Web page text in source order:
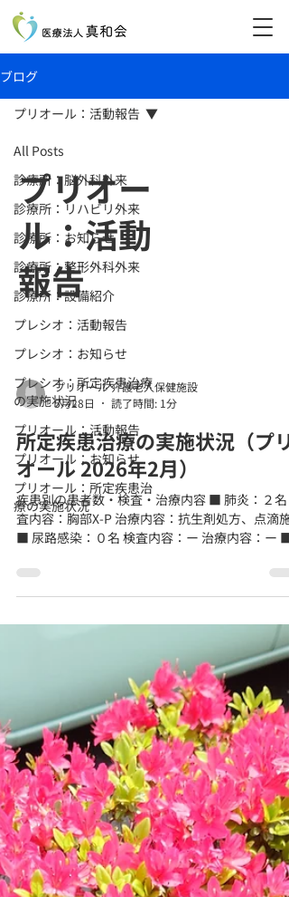
ブログ
All Posts
診療所：脳外科外来
診療所：リハビリ外来
診療所：お知らせ
診療所：整形外科外来
診療所：設備紹介
プレシオ：活動報告
プレシオ：お知らせ
プレシオ：所定疾患治療
の実施状況
プリオール：活動報告
プリオール：お知らせ
プリオール：所定疾患治
療の実施状況
プリオール：活動報告
プリオー
ル：活動
報告
プリオール 介護老人保健施設
5月28日
読了時間: 1分
所定疾患治療の実施状況（プリ
オール 2026年2月）
疾患別の患者数・検査・治療内容 ■ 肺炎：２名
査内容：胸部X-P 治療内容：抗生剤処方、点滴施
■ 尿路感染：０名 検査内容：ー 治療内容：ー ■
織炎：０名 検査内容：－ 治療内容：－